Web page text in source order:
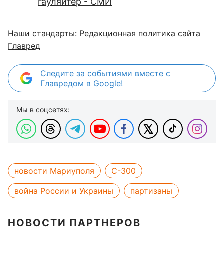
Наши стандарты: Редакционная политика сайта
Главред
Следите за событиями вместе с
Главредом в Google!
Мы в соцсетях:
новости Мариуполя
С-300
война России и Украины
партизаны
НОВОСТИ ПАРТНЕРОВ